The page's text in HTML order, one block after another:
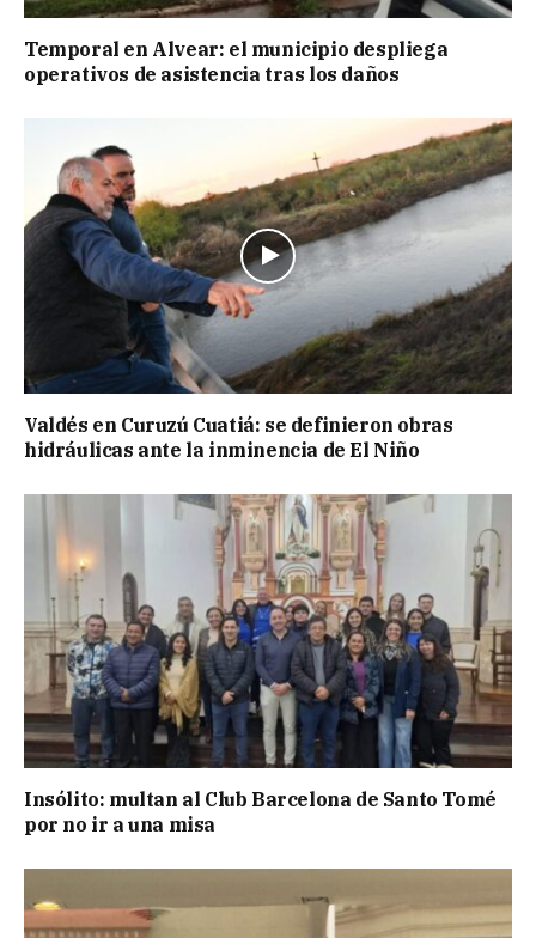
Temporal en Alvear: el municipio despliega
operativos de asistencia tras los daños
Valdés en Curuzú Cuatiá: se definieron obras
hidráulicas ante la inminencia de El Niño
Insólito: multan al Club Barcelona de Santo Tomé
por no ir a una misa